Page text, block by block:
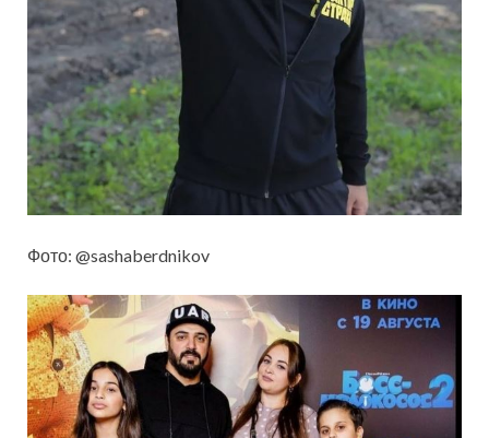
Фото: @sashaberdnikov